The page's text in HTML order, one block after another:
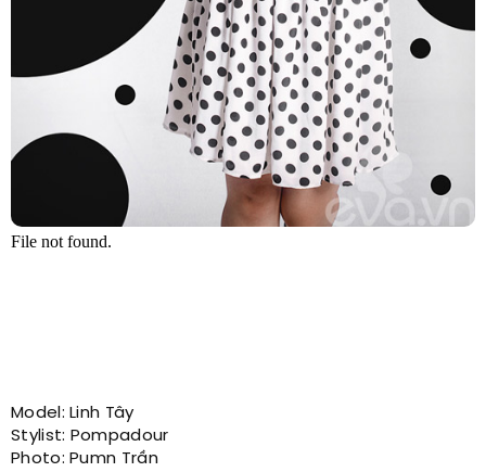
Model: Linh Tây
Stylist: Pompadour
Photo: Pumn Trần